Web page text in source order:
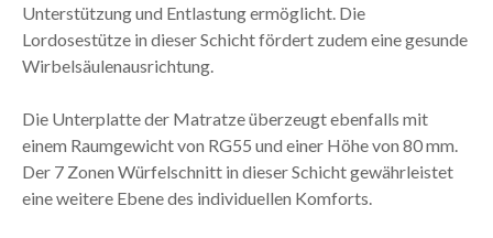
Unterstützung und Entlastung ermöglicht. Die
Lordosestütze in dieser Schicht fördert zudem eine gesunde
Wirbelsäulenausrichtung.
Die Unterplatte der Matratze überzeugt ebenfalls mit
einem Raumgewicht von RG55 und einer Höhe von 80 mm.
Der 7 Zonen Würfelschnitt in dieser Schicht gewährleistet
eine weitere Ebene des individuellen Komforts.